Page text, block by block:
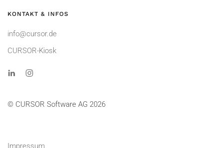
KONTAKT & INFOS
info@cursor.de
CURSOR-Kiosk
© CURSOR Software AG 2026